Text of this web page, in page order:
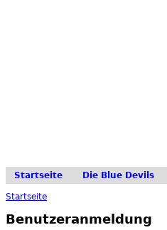
Startseite Die Blue Devils
Startseite
Benutzeranmeldung